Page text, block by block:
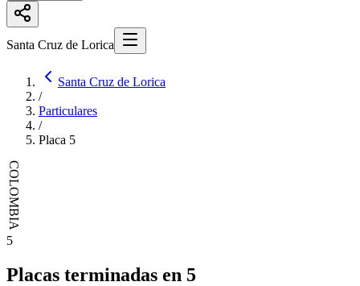
Santa Cruz de Lorica
Santa Cruz de Lorica
/
Particulares
/
Placa 5
COLOMBIA
5
Placas terminadas en 5